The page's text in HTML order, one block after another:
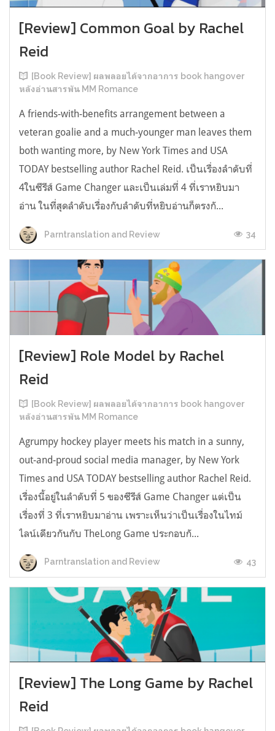
[Review] Common Goal by Rachel
Reid
[Book Review] ผลพลอยได้จากอาการ book hangover
หลังอ่านสารพัน MM Romance
A friends-with-benefits arrangement between a
veteran goalie and a much-younger man leaves them
both wanting more, by New York Times and USA
TODAY bestselling author Rachel Reid. เป็นเรื่องลำดับที่
4ในซีรีส์ Game Changer และเป็นเล่มที่ 4 ที่เราหยิบมา
อ่าน ในที่สุดลำดับเรื่องกับลำดับที่หยิบอ่านก็ตรงกั...
Parntranslation and Review 34
[Review] Role Model by Rachel
Reid
[Book Review] ผลพลอยได้จากอาการ book hangover
หลังอ่านสารพัน MM Romance
Agrumpy hockey player meets his match in a sunny,
out-and-proud social media manager, by New York
Times and USA TODAY bestselling author Rachel Reid.
เรื่องนี้อยู่ในลำดับที่ 5 ของซีรีส์ Game Changer แต่เป็น
เรื่องที่ 3 ที่เราหยิบมาอ่าน เพราะเห็นว่าเป็นเรื่องในไทม์
ไลน์เดียวกันกับ TheLong Game ประกอบกั...
Parntranslation and Review 43
[Review] The Long Game by Rachel
Reid